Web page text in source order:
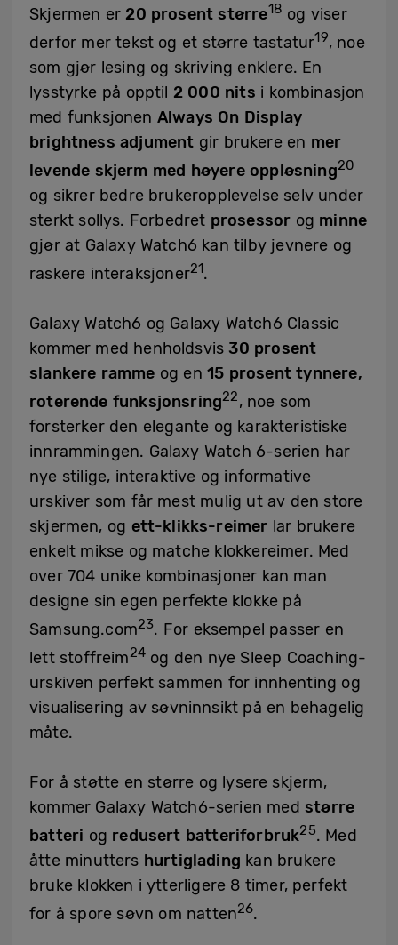
Skjermen er 20 prosent større18 og viser
derfor mer tekst og et større tastatur19, noe
som gjør lesing og skriving enklere. En
lysstyrke på opptil 2 000 nits i kombinasjon
med funksjonen Always On Display
brightness adjument gir brukere en mer
levende skjerm med høyere oppløsning20
og sikrer bedre brukeropplevelse selv under
sterkt sollys. Forbedret prosessor og minne
gjør at Galaxy Watch6 kan tilby jevnere og
raskere interaksjoner21.
Galaxy Watch6 og Galaxy Watch6 Classic
kommer med henholdsvis 30 prosent
slankere ramme og en15 prosent tynnere,
roterende funksjonsring22, noe som
forsterker den elegante og karakteristiske
innrammingen. Galaxy Watch 6-serien har
nye stilige, interaktive og informative
urskiver som får mest mulig ut av den store
skjermen, og ett-klikks-reimer lar brukere
enkelt mikse og matche klokkereimer. Med
over 704 unike kombinasjoner kan man
designe sin egen perfekte klokke på
Samsung.com23. For eksempel passer en
lett stoffreim24og den nye Sleep Coaching-
urskiven perfekt sammen for innhenting og
visualisering av søvninnsikt på en behagelig
måte.
For å støtte en større og lysere skjerm,
kommer Galaxy Watch6-serien medstørre
batteri og redusert batteriforbruk25. Med
åtte minutters hurtiglading kan brukere
bruke klokken i ytterligere 8 timer, perfekt
for å spore søvn om natten26.